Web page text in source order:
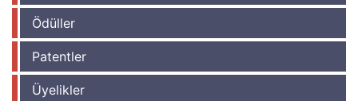
Ödüller
Patentler
Üyelikler